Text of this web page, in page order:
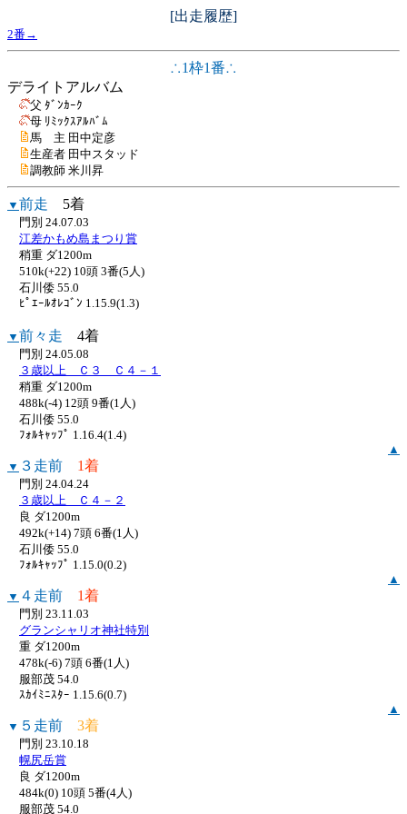
[出走履歴]
2番→
∴1枠1番∴
デライトアルバム
父 ﾀﾞﾝｶｰｸ
母 ﾘﾐｯｸｽｱﾙﾊﾞﾑ
馬 主 田中定彦
生産者 田中スタッド
調教師 米川昇
▼ 前走 5着
門別 24.07.03
江差かもめ島まつり賞
稍重 ダ1200m
510k(+22) 10頭 3番(5人)
石川倭 55.0
ﾋﾟｴｰﾙｵﾚｺﾞﾝ 1.15.9(1.3)
▼ 前々走 4着
門別 24.05.08
３歳以上 Ｃ３ Ｃ４－１
稍重 ダ1200m
488k(-4) 12頭 9番(1人)
石川倭 55.0
ﾌｫﾙｷｬｯﾌﾟ 1.16.4(1.4)
▲
▼ ３走前 1着
門別 24.04.24
３歳以上 Ｃ４－２
良 ダ1200m
492k(+14) 7頭 6番(1人)
石川倭 55.0
ﾌｫﾙｷｬｯﾌﾟ 1.15.0(0.2)
▲
▼ ４走前 1着
門別 23.11.03
グランシャリオ神社特別
重 ダ1200m
478k(-6) 7頭 6番(1人)
服部茂 54.0
ｽｶｲﾐﾆｽﾀｰ 1.15.6(0.7)
▲
▼ ５走前 3着
門別 23.10.18
幌尻岳賞
良 ダ1200m
484k(0) 10頭 5番(4人)
服部茂 54.0